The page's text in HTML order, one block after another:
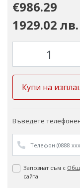
€986.29
1929.02 лв.
Купи на
Въведете
Запознат съм с
сайта.